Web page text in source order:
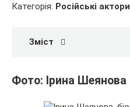
Категорія: Російські актори
Зміст
Фото: Ірина Шеянова